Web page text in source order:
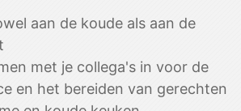
aan de koude als aan de
met je collega's in voor de
en het bereiden van gerechten